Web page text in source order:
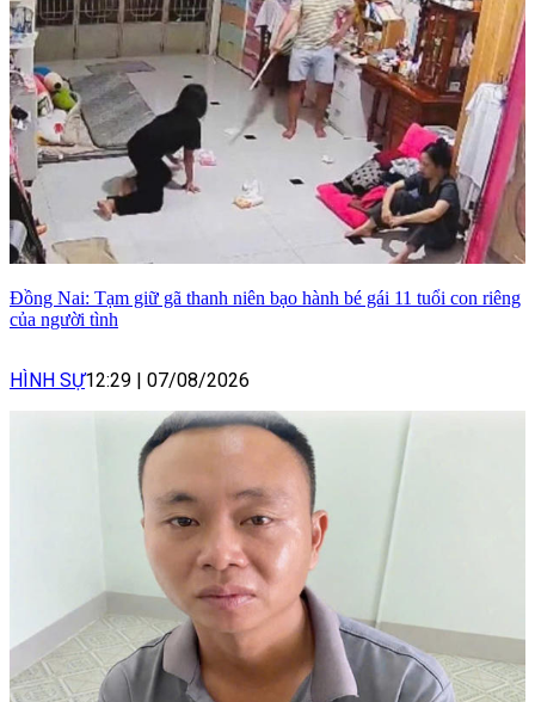
Đồng Nai: Tạm giữ gã thanh niên bạo hành bé gái 11 tuổi con riêng
của người tình
HÌNH SỰ12:29 | 07/08/2026